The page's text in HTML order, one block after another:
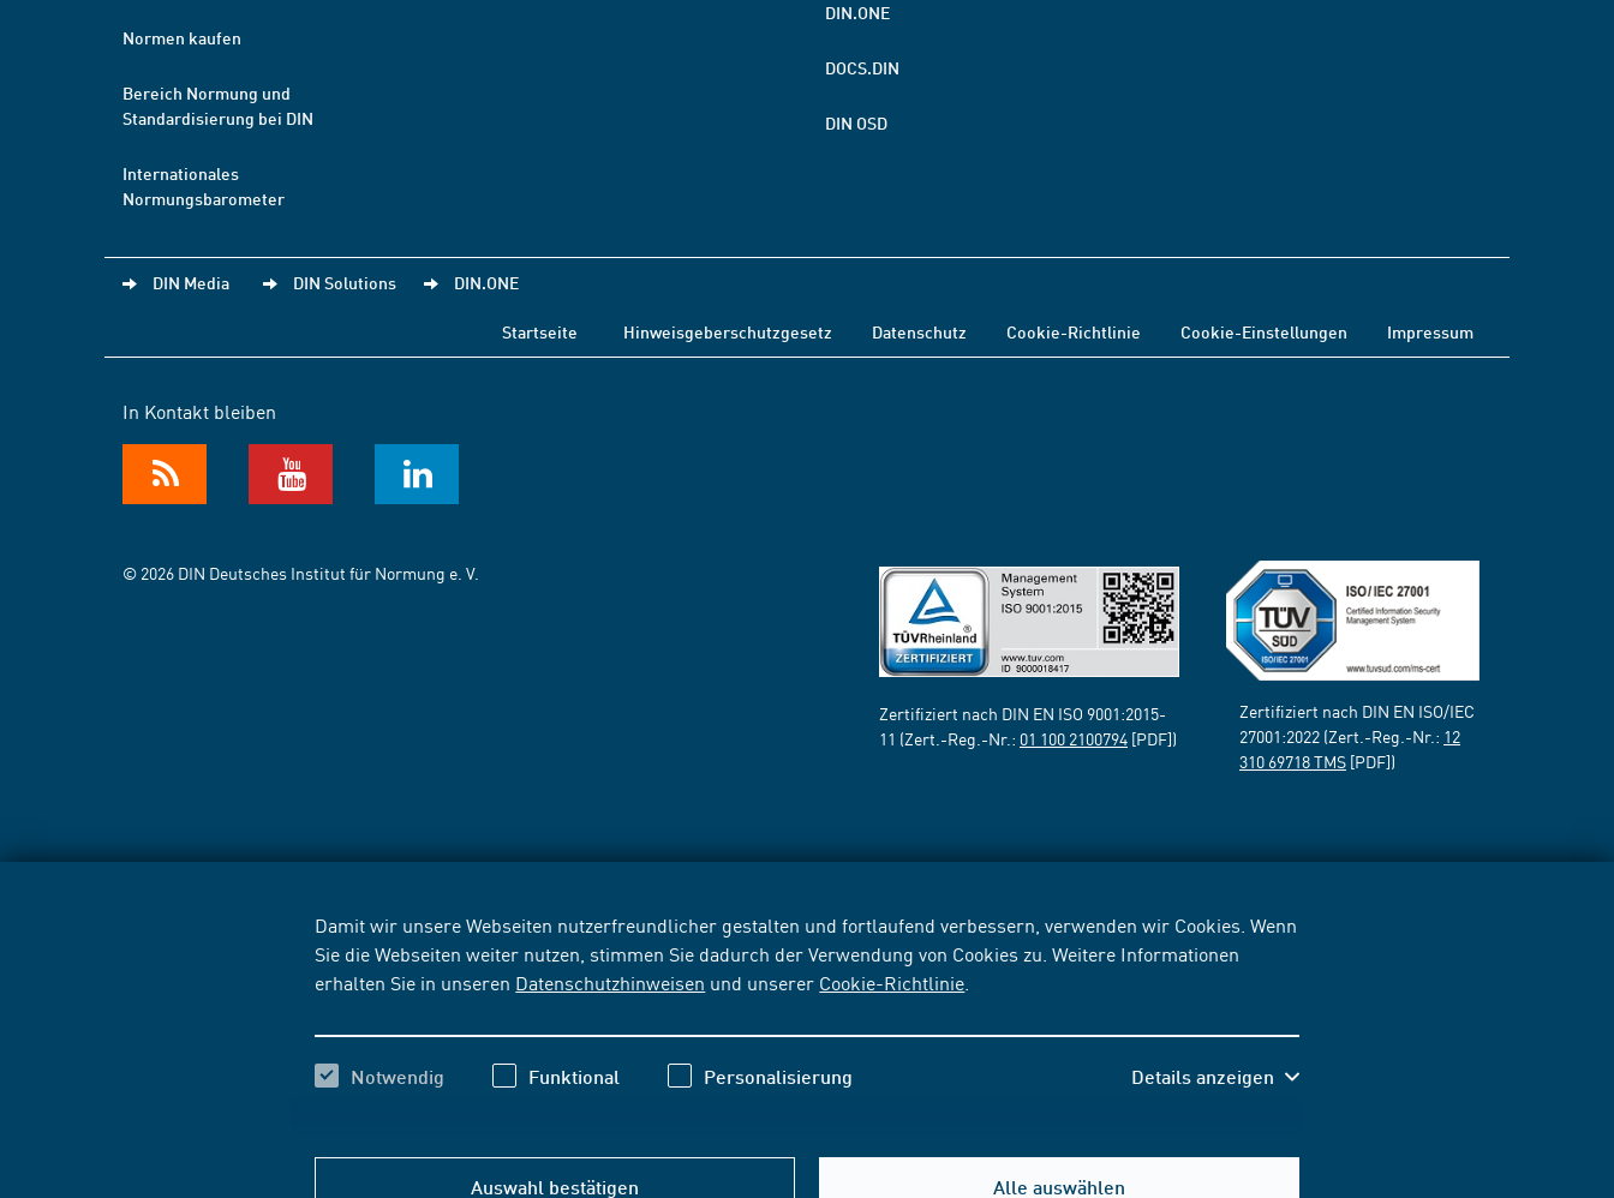
Damit wir unsere Webseiten nutzerfreundlicher gestalten und fortlaufend verbessern, verwenden wir Cookies. Wenn
Sie die Webseiten weiter nutzen, stimmen Sie dadurch der Verwendung von Cookies zu. Weitere Informationen
erhalten Sie in unseren Datenschutzhinweisen und unserer Cookie-Richtlinie
Notwendig Funktional Personalisierung Details anzeigen
Auswahl bestätigen Alle auswählen
Normen kaufen
Bereich Normung und
Standardisierung bei DIN
Internationales
Normungsbarometer
DIN.ONE
DOCS.DIN
DIN OSD
DIN Media DIN Solutions DIN.ONE
Startseite Hinweisgeberschutzgesetz Datenschutz Cookie-Richtlinie Cookie-Einstellungen Impressum
In Kontakt bleiben
© 2026 DIN Deutsches Institut für Normung e. V.
Zertifiziert nach DIN EN ISO 9001:2015-
11 (Zert.-Reg.-Nr.: 01 100 2100794 [PDF])
Zertifiziert nach DIN EN ISO/IEC
27001:2022 (Zert.-Reg.-Nr.: 12
310 69718 TMS [PDF])